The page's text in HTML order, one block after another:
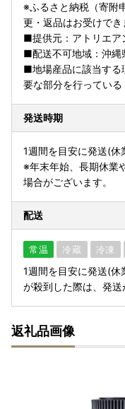
※ふるさと納税（寄附
更・返品はお受けでき
■提供元：アトリエア
■配送不可地域：沖縄
■地場産品に該当する
要な部分を行っている
発送時期
1週間を目安に発送(休
※年末年始、長期休業
場合がございます。
配送
常温 冷蔵 冷凍
1週間を目安に発送(
が殺到した際は、発送
返礼品画像